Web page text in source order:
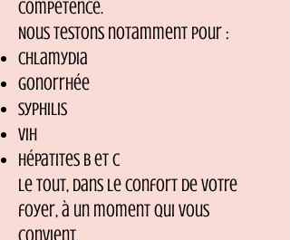
compétence.
Nous testons notamment pour :
Chlamydia
Gonorrhée
Syphilis
VIH
Hépatites B et C
Le tout, dans le confort de votre
foyer, à un moment qui vous